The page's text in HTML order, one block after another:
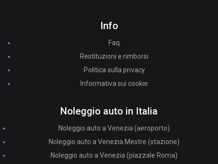
Info
Faq
Restituzioni e rimborsi
Politica sulla privacy
Informativa sui cookie
Noleggio auto in Italia
Noleggio auto a Venezia (aeroporto)
Noleggio auto a Venezia Mestre (stazione)
Noleggio auto a Venezia (piazzale Roma)